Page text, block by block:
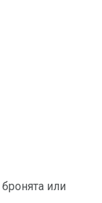
бронята или